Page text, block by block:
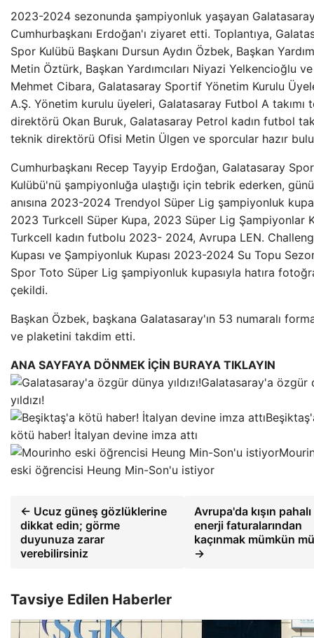
2023-2024 sezonunda şampiyonluk yaşayan
Cumhurbaşkanı Erdoğan'ı ziyaret etti. Toplantıya,
Spor Kulübü Başkanı Dursun Aydın Özbek, Başkan
Metin Öztürk, Başkan Yardımcıları Niyazi Yelkencioğlu ve
Mehmet Cibara, Galatasaray Sportif Yönetim Kurulu
A.Ş. Yönetim kurulu üyeleri, Galatasaray Futbol A takımı
direktörü Okan Buruk, Galatasaray Petrol kadın futbol
teknik direktörü Ofisi Metin Ülgen ve sporcular hazır
Cumhurbaşkanı Recep Tayyip Erdoğan, Galatasaray Spor
Kulübü'nü şampiyonluğa ulaştığı için tebrik ederken,
anısına 2023-2024 Trendyol Süper Lig şampiyonluk
2023 Turkcell Süper Kupa, 2023 Süper Lig Şampiyonlar
Turkcell kadın futbolu 2023- 2024, Avrupa LEN.
Kupası ve Şampiyonluk Kupası 2023-2024 Su Topu
Spor Toto Süper Lig şampiyonluk kupasıyla hatıra
çekildi.
Başkan Özbek, başkana Galatasaray'ın 53 numaralı
ve plaketini takdim etti.
ANA SAYFAYA DÖNMEK İÇİN BURAYA TIKLAYIN
Galatasaray'a özgür
yıldızı!
kötü haber! İtalyan devine imza attı
eski öğrencisi Heung Min-Son'u istiyor
← Ucuz güneş gözlüklerine
dikkat edin; görme
duyunuza zarar
verebilirsiniz
Avrupa'da kışın pahalı
enerji faturalarından
kaçınmak mümkün
→
Tavsiye Edilen Haberler